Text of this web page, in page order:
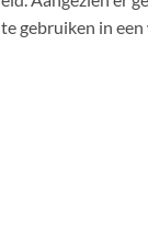
gebruiken in